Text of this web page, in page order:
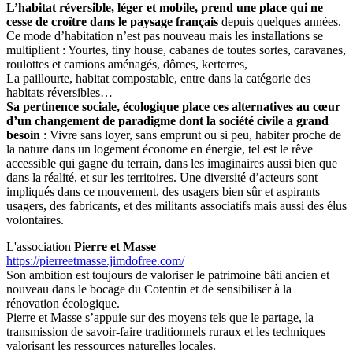
L’habitat réversible, léger et mobile, prend une place qui ne
cesse de croître dans le paysage français depuis quelques années.
Ce mode d’habitation n’est pas nouveau mais les installations se
multiplient : Yourtes, tiny house, cabanes de toutes sortes, caravanes,
roulottes et camions aménagés, dômes, kerterres,
La paillourte, habitat compostable, entre dans la catégorie des
habitats réversibles…
Sa pertinence sociale, écologique place ces alternatives au cœur
d’un changement de paradigme dont la société civile a grand
besoin : Vivre sans loyer, sans emprunt ou si peu, habiter proche de
la nature dans un logement économe en énergie, tel est le rêve
accessible qui gagne du terrain, dans les imaginaires aussi bien que
dans la réalité, et sur les territoires. Une diversité d’acteurs sont
impliqués dans ce mouvement, des usagers bien sûr et aspirants
usagers, des fabricants, et des militants associatifs mais aussi des élus
volontaires.
L'association Pierre et Masse
https://pierreetmasse.jimdofree.com/
Son ambition est toujours de valoriser le patrimoine bâti ancien et
nouveau dans le bocage du Cotentin et de sensibiliser à la
rénovation écologique.
Pierre et Masse s’appuie sur des moyens tels que le partage, la
transmission de savoir-faire traditionnels ruraux et les techniques
valorisant les ressources naturelles locales.